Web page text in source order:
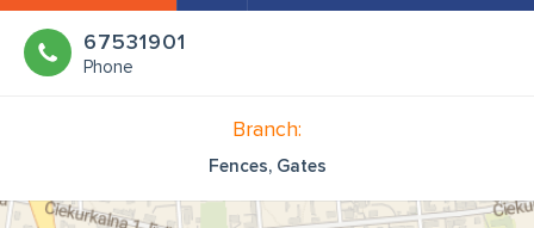
67531901
Phone
Branch:
Fences, Gates